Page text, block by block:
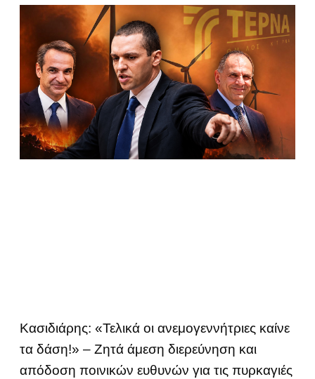
Κασιδιάρης: «Τελικά οι ανεμογεννήτριες καίνε
τα δάση!» – Ζητά άμεση διερεύνηση και
απόδοση ποινικών ευθυνών για τις πυρκαγιές